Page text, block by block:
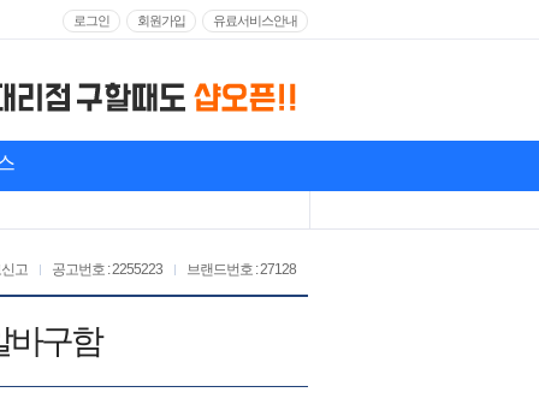
로그인 회원가입 유료서비스안내
브랜드번호 : 27128
공고번호 : 2255223
고
바구함